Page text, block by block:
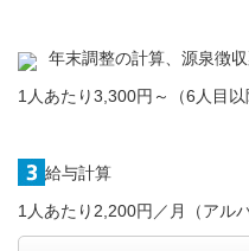
年末調整の計算、源泉徴
1人あたり3,300円～（6人目以
給与計算
1人あたり2,200円／月（アル